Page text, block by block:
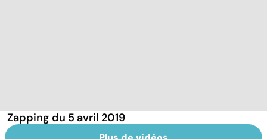
Zapping du 5 avril 2019